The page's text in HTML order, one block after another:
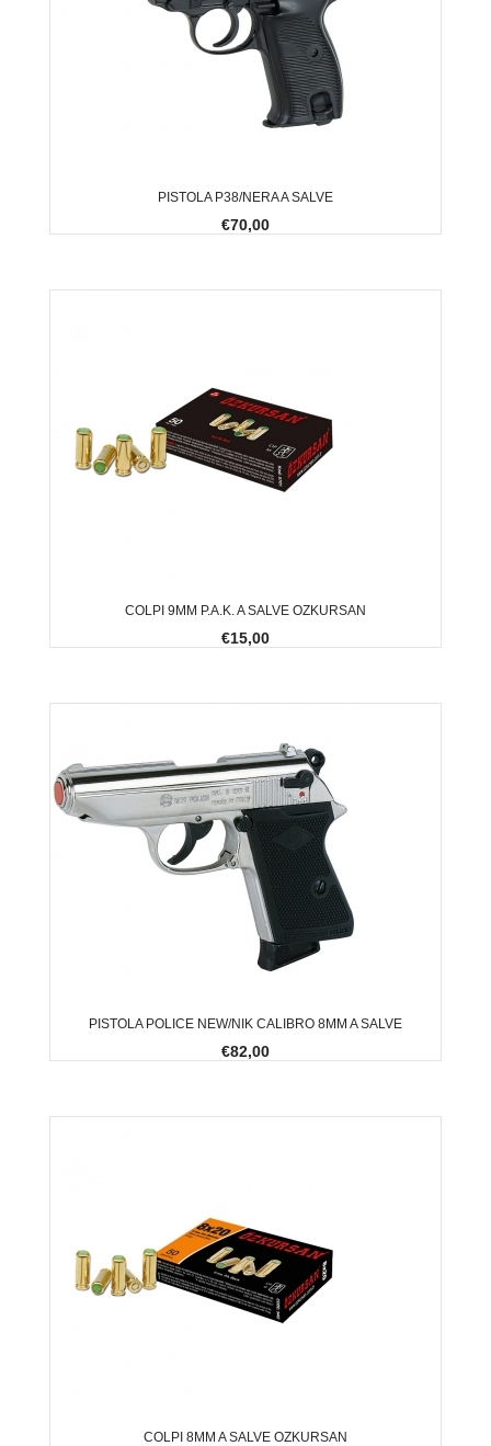
PISTOLA P38/NERA A SALVE
€70,00
COLPI 9MM P.A.K. A SALVE OZKURSAN
€15,00
PISTOLA POLICE NEW/NIK CALIBRO 8MM A SALVE
€82,00
COLPI 8MM A SALVE OZKURSAN